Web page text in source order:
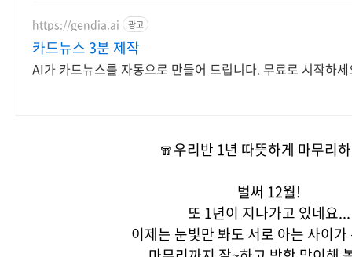
https://gendia.ai 광고
카드뉴스 3분 제작
AI가 카드뉴스를 자동으로 만들어 드립니다. 무료로 시작하
🧣우리반 1년 따뜻하게 마무리
벌써 12월!
또 1년이 지나가고 있네요...
이제는 눈빛만 봐도 서로 아는 사이가